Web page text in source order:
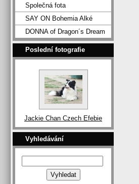
Společná fota
SAY ON Bohemia Alké
DONNA of Dragon´s Dream
Poslední fotografie
Jackie Chan Czech Efebie
Vyhledávání